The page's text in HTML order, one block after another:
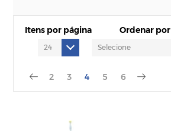
Itens por página Ordenar por
2 3 4 5 6